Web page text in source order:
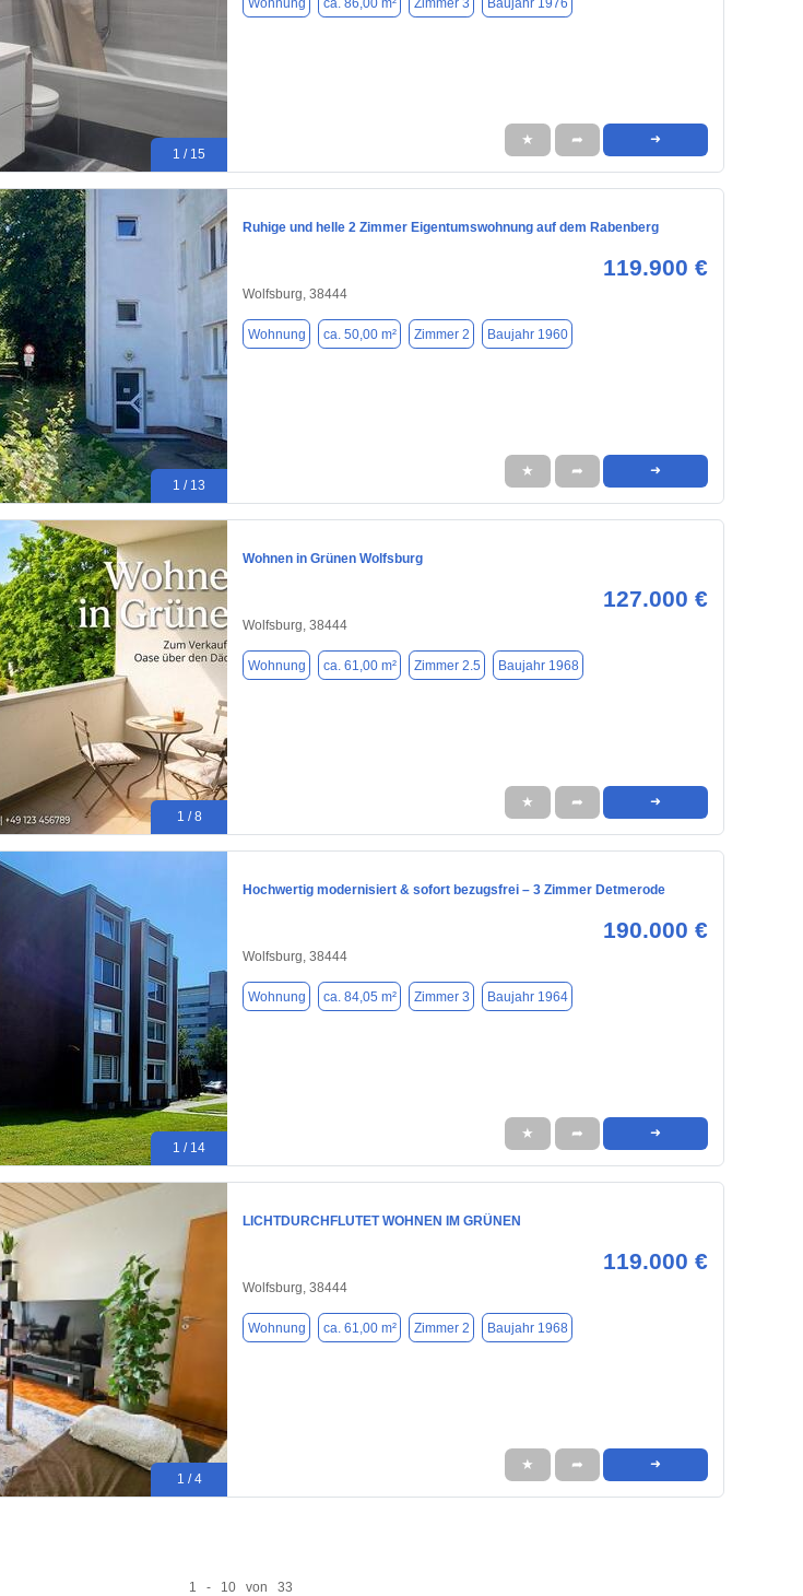
1 / 15
★ ➦ ➜
1 / 13
Ruhige und helle 2 Zimmer Eigentumswohnung auf dem Rabenberg
119.900 €
Wolfsburg, 38444
Wohnung ca. 50,00 m² Zimmer 2 Baujahr 1960
★ ➦ ➜
1 / 8
Wohnen in Grünen Wolfsburg
127.000 €
Wolfsburg, 38444
Wohnung ca. 61,00 m² Zimmer 2.5 Baujahr 1968
★ ➦ ➜
1 / 14
Hochwertig modernisiert & sofort bezugsfrei – 3 Zimmer Detmerode
190.000 €
Wolfsburg, 38444
Wohnung ca. 84,05 m² Zimmer 3 Baujahr 1964
★ ➦ ➜
1 / 4
LICHTDURCHFLUTET WOHNEN IM GRÜNEN
119.000 €
Wolfsburg, 38444
Wohnung ca. 61,00 m² Zimmer 2 Baujahr 1968
★ ➦ ➜
1 - 10 von 33